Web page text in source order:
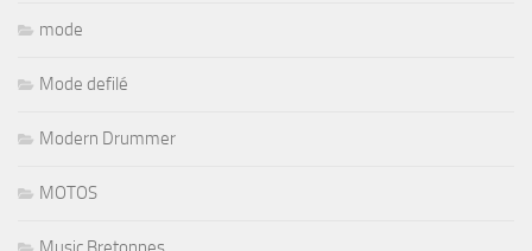
mode
Mode defilé
Modern Drummer
MOTOS